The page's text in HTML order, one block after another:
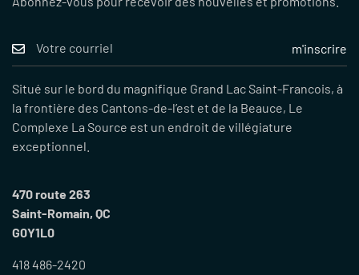
Situé sur le bord du magnifique Grand Lac Saint-Francois, à
la frontière des Cantons-de-l’est et de la Beauce, Le
Complexe La Source est un endroit de villégiature
exceptionnel.
470 route 263
Saint-Romain, QC
G0Y1L0
418 486-2420
m'inscrire